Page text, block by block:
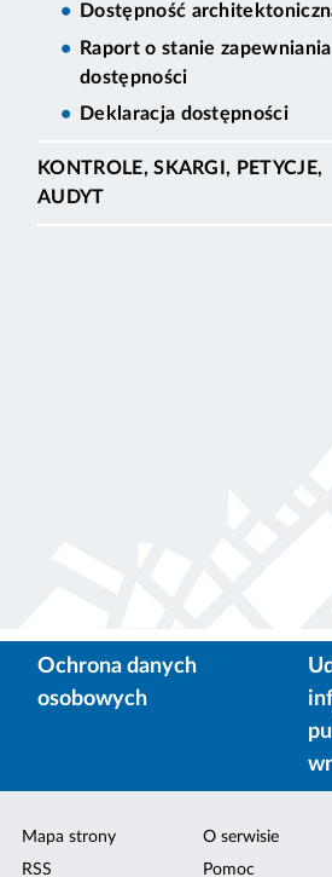
Dostępność
Raport o stanie zapewniania
dostępności
Deklaracja dostępności
KONTROLE, SKARGI, PETYCJE,
AUDYT
Ochrona danych
osobowych
Mapa strony
RSS
O serwisie
Pomoc